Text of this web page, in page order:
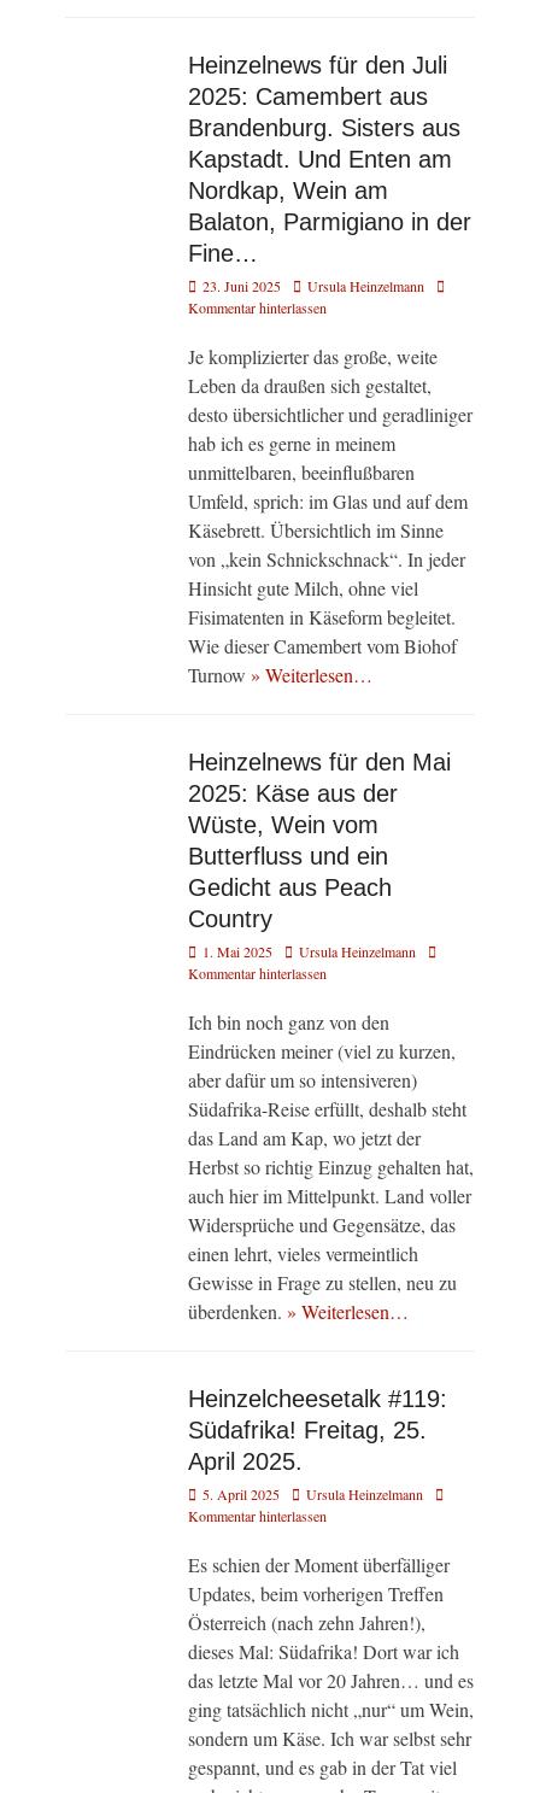
Heinzelnews für den Juli
2025: Camembert aus
Brandenburg. Sisters aus
Kapstadt. Und Enten am
Nordkap, Wein am
Balaton, Parmigiano in der
Fine…
Veröffentlicht
am
23. Juni 2025 AutorUrsula Heinzelmann
Kommentar hinterlassen
Je komplizierter das große, weite
Leben da draußen sich gestaltet,
desto übersichtlicher und geradliniger
hab ich es gerne in meinem
unmittelbaren, beeinflußbaren
Umfeld, sprich: im Glas und auf dem
Käsebrett. Übersichtlich im Sinne
von „kein Schnickschnack“. In jeder
Hinsicht gute Milch, ohne viel
Fisimatenten in Käseform begleitet.
Wie dieser Camembert vom Biohof
Turnow » Weiterlesen…
Heinzelnews für den Mai
2025: Käse aus der
Wüste, Wein vom
Butterfluss und ein
Gedicht aus Peach
Country
Veröffentlicht
am
1. Mai 2025 AutorUrsula Heinzelmann
Kommentar hinterlassen
Ich bin noch ganz von den
Eindrücken meiner (viel zu kurzen,
aber dafür um so intensiveren)
Südafrika-Reise erfüllt, deshalb steht
das Land am Kap, wo jetzt der
Herbst so richtig Einzug gehalten hat,
auch hier im Mittelpunkt. Land voller
Widersprüche und Gegensätze, das
einen lehrt, vieles vermeintlich
Gewisse in Frage zu stellen, neu zu
überdenken. » Weiterlesen…
Heinzelcheesetalk #119:
Südafrika! Freitag, 25.
April 2025.
Veröffentlicht
am
5. April 2025 AutorUrsula Heinzelmann
Kommentar hinterlassen
Es schien der Moment überfälliger
Updates, beim vorherigen Treffen
Österreich (nach zehn Jahren!),
dieses Mal: Südafrika! Dort war ich
das letzte Mal vor 20 Jahren… und es
ging tatsächlich nicht „nur“ um Wein,
sondern um Käse. Ich war selbst sehr
gespannt, und es gab in der Tat viel